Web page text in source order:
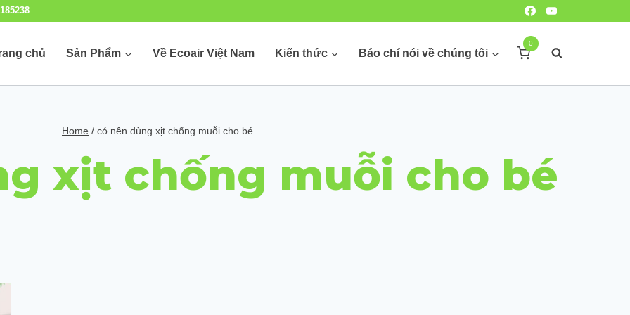
chủ Sản Phẩm Về Ecoair Việt Nam Kiến thức Báo chí nói về chúng tôi
0
Home / có nên dùng xịt chống muỗi cho bé
xịt chống muỗi cho bé